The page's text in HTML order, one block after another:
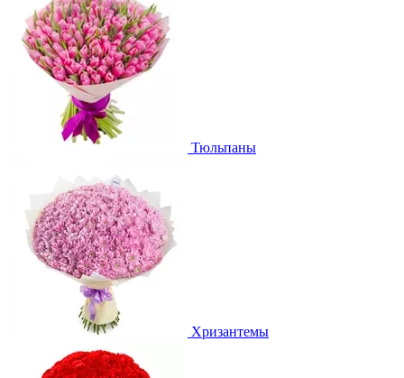
Тюльпаны
Хризантемы